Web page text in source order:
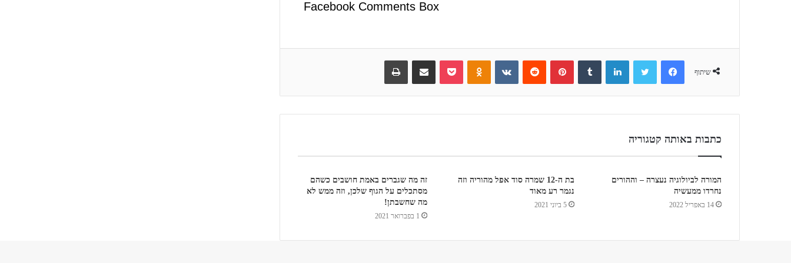
Facebook Comments Box
שיתוף
כתבות באותה קטגוריה
המורה לביולוגיה נעצרה – וההורים
נחרדו ממעשיה
14 באפריל 2022
בת ה-12 שמרה סוד אפל מהוריה וזה
נגמר רע מאוד
5 ביוני 2021
זה מה שגברים באמת חושבים כשהם
מסתכלים על הגוף שלכן, וזה ממש לא
מה שחשבתן!
1 בפברואר 2021